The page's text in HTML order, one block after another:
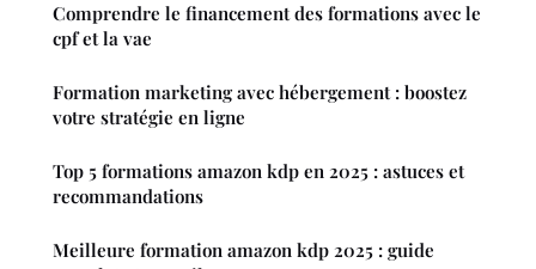
Comprendre le financement des formations avec le
cpf et la vae
Formation marketing avec hébergement : boostez
votre stratégie en ligne
Top 5 formations amazon kdp en 2025 : astuces et
recommandations
Meilleure formation amazon kdp 2025 : guide